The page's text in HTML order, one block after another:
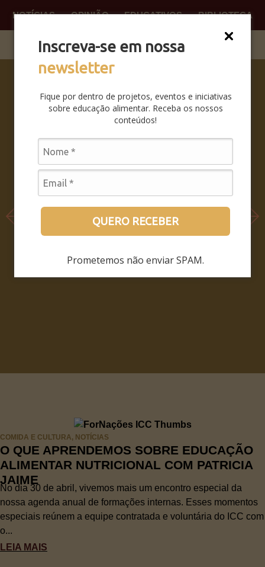
Inscreva-se em nossa
newsletter
Fique por dentro de projetos, eventos e iniciativas
sobre educação alimentar. Receba os nossos
conteúdos!
QUERO RECEBER
Prometemos não enviar SPAM.
NOTÍCIAS OPINIÃO EDUCATIVOS BIBLIOTECA
SABERES
DA BOCA
PRA BOCA:
COMO FOI
SEMINÁRIO
LEIA MAIS
COMIDA E CULTURA, NOTÍCIAS
O QUE APRENDEMOS SOBRE EDUCAÇÃO
ALIMENTAR NUTRICIONAL COM PATRICIA
JAIME
No dia 30 de abril, vivemos mais um encontro especial da
nossa agenda anual de formações internas. Esses momentos
especiais reúnem a equipe contratada e voluntária do ICC com
o...
LEIA MAIS